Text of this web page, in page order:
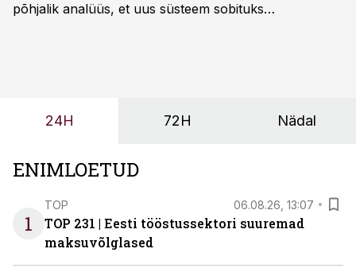
põhjalik analüüs, et uus süsteem sobituks
OÜ tegevjuht Sander Mitendorf.
24H 72H Nädal
ENIMLOETUD
1
TOP 06.08.26, 13:07
TOP 231 | Eesti tööstussektori suuremad
maksuvõlglased